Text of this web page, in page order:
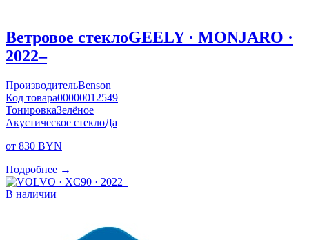
Ветровое стеклоGEELY · MONJARO ·
2022–
ПроизводительBenson
Код товара00000012549
ТонировкаЗелёное
Акустическое стеклоДа
от 830 BYN
Подробнее →
В наличии